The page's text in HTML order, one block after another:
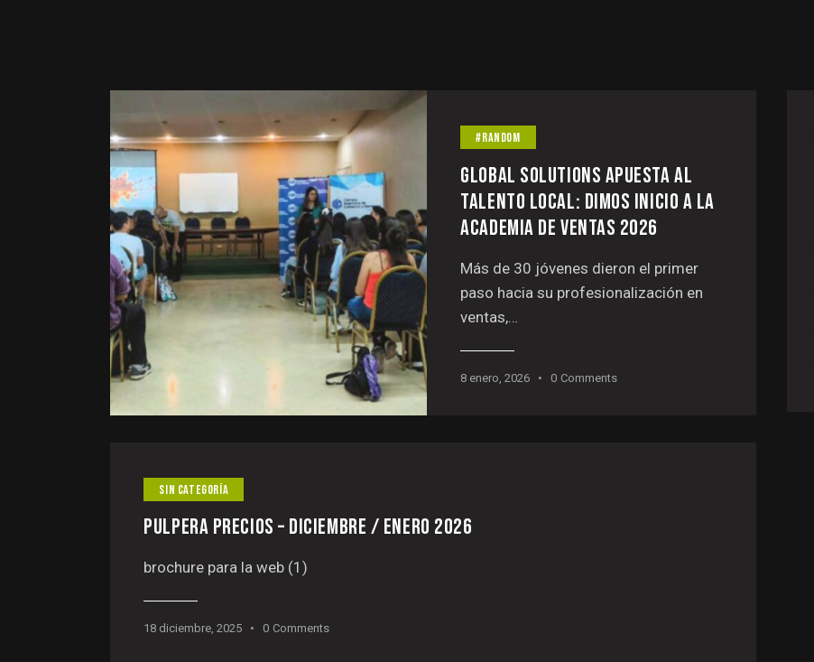
#RANDOM
GLOBAL SOLUTIONS APUESTA AL
TALENTO LOCAL: DIMOS INICIO A LA
ACADEMIA DE VENTAS 2026
Más de 30 jóvenes dieron el primer
paso hacia su profesionalización en
ventas,…
8 enero, 2026 0 Comments
SIN CATEGORÍA
PULPERA PRECIOS – DICIEMBRE / ENERO 2026
brochure para la web (1)
18 diciembre, 2025 0 Comments